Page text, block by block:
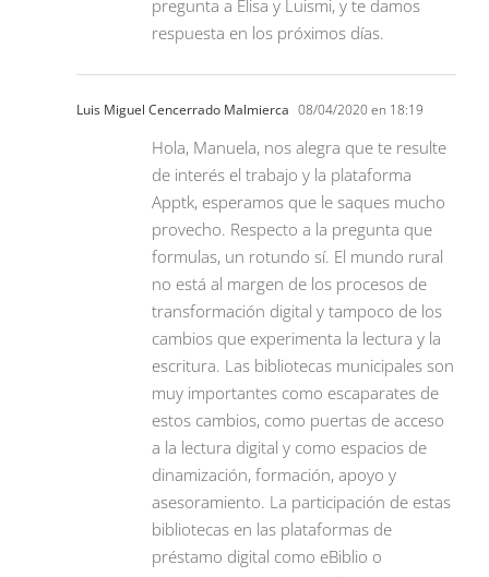
pregunta a Elisa y Luismi, y te damos
respuesta en los próximos días.
Luis Miguel Cencerrado Malmierca 08/04/2020 en 18:19
Hola, Manuela, nos alegra que te resulte
de interés el trabajo y la plataforma
Apptk, esperamos que le saques mucho
provecho. Respecto a la pregunta que
formulas, un rotundo sí. El mundo rural
no está al margen de los procesos de
transformación digital y tampoco de los
cambios que experimenta la lectura y la
escritura. Las bibliotecas municipales son
muy importantes como escaparates de
estos cambios, como puertas de acceso
a la lectura digital y como espacios de
dinamización, formación, apoyo y
asesoramiento. La participación de estas
bibliotecas en las plataformas de
préstamo digital como eBiblio o